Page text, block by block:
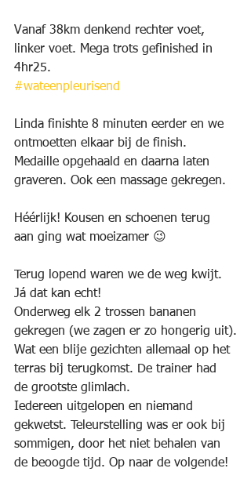
Vanaf 38km denkend rechter voet,
linker voet. Mega trots gefinished in
4hr25.
#wateenpleurisend
Linda finishte 8 minuten eerder en we
ontmoetten elkaar bij de finish.
Medaille opgehaald en daarna laten
graveren. Ook een massage gekregen.
Héérlijk! Kousen en schoenen terug
aan ging wat moeizamer 😉
Terug lopend waren we de weg kwijt.
Já dat kan echt!
Onderweg elk 2 trossen bananen
gekregen (we zagen er zo hongerig uit).
Wat een blije gezichten allemaal op het
terras bij terugkomst. De trainer had
de grootste glimlach.
Iedereen uitgelopen en niemand
gekwetst. Teleurstelling was er ook bij
sommigen, door het niet behalen van
de beoogde tijd. Op naar de volgende!